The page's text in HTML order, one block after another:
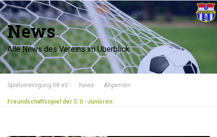
News
Alle News des Vereins im Überblick
Spielvereinigung 08 eV. News Allgemein
Freundschaftsspiel der C II -Junioren